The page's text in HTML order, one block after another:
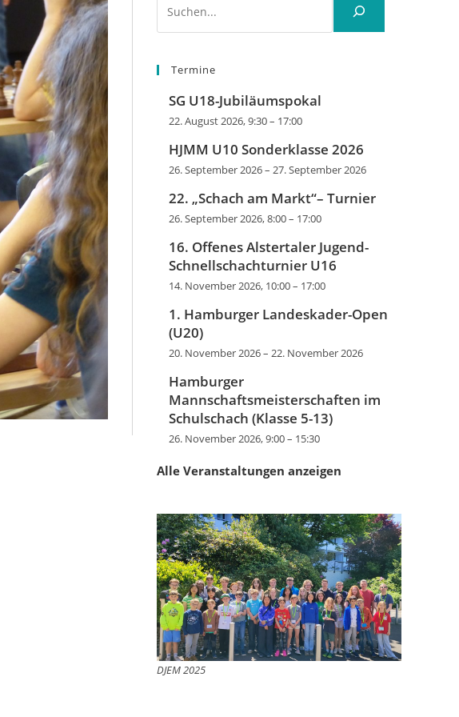
Termine
SG U18-Jubiläumspokal
22. August 2026, 9:30– 17:00
HJMM U10 Sonderklasse 2026
26. September 2026– 27. September 2026
22. „Schach am Markt“– Turnier
26. September 2026, 8:00– 17:00
16. Offenes Alstertaler Jugend-
Schnellschachturnier U16
14. November 2026, 10:00– 17:00
1. Hamburger Landeskader-Open
(U20)
20. November 2026– 22. November 2026
Hamburger
Mannschaftsmeisterschaften im
Schulschach (Klasse 5-13)
26. November 2026, 9:00– 15:30
Alle Veranstaltungen anzeigen
DJEM 2025